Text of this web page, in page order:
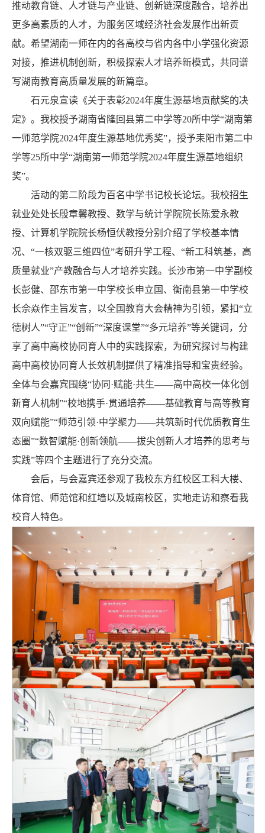
推动教育链、人才链与产业链、创新链深度融合，培养出
更多高素质的人才，为服务区域经济社会发展作出新贡
献。希望湖南一师在内的各高校与省内各中小学强化资源
对接，推进机制创新，积极探索人才培养新模式，共同谱
写湖南教育高质量发展的新篇章。
石元泉宣读《关于表彰2024年度生源基地贡献奖的决
定》。我校授予湖南省隆回县第二中学等20所中学“湖南第
一师范学院2024年度生源基地优秀奖”，授予耒阳市第二中
学等25所中学“湖南第一师范学院2024年度生源基地组织
奖”。
活动的第二阶段为百名中学书记校长论坛。我校招生
就业处处长殷章馨教授、数学与统计学院院长陈爱永教
授、计算机学院院长杨恒伏教授分别介绍了学校基本情
况、“一核双驱三维四位”考研升学工程、“新工科筑基，高
质量就业”产教融合与人才培养实践。长沙市第一中学副校
长彭健、邵东市第一中学校长申立国、衡南县第一中学校
长佘焱作主旨发言，以全国教育大会精神为引领，紧扣“立
德树人”“守正”“创新”“深度课堂”“多元培养”等关键词，分
享了高中高校协同育人中的实践探索，为研究探讨与构建
高中高校协同育人长效机制提供了精准指导和宝贵经验。
全体与会嘉宾围绕“协同·赋能·共生——高中高校一体化创
新育人机制”“校地携手·贯通培养——基础教育与高等教育
双向赋能”“师范引领·中学聚力——共筑新时代优质教育生
态圈”“数智赋能·创新领航——拔尖创新人才培养的思考与
实践”等四个主题进行了充分交流。
会后，与会嘉宾还参观了我校东方红校区工科大楼、
体育馆、师范馆和红墙以及城南校区，实地走访和察看我
校育人特色。